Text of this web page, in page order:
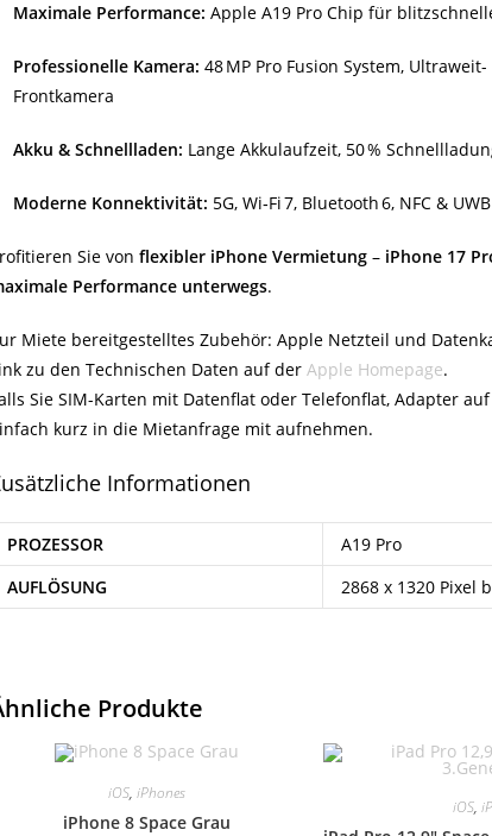
Maximale Performance: Apple A19 Pro Chip für
Professionelle Kamera: 48 MP Pro Fusion System,
Frontkamera
Akku & Schnellladen: Lange Akkulaufzeit, 50 %
Moderne Konnektivität: 5G, Wi‑Fi 7, Bluetooth 6, NFC & UWB
Sie von flexibler iPhone Vermietung – iPhone 17
Performance unterwegs.
Miete bereitgestelltes Zubehör: Apple Netzteil und
zu den Technischen Daten auf der Apple Homepage.
Sie SIM-Karten mit Datenflat oder Telefonflat, Adapter
kurz in die Mietanfrage mit aufnehmen.
Informationen
PROZESSOR
A19 Pro
AUFLÖSUNG
2868 x 1320 Pixel
Produkte
iOS, iPhones
iPhone 8 Space Grau
iOS,